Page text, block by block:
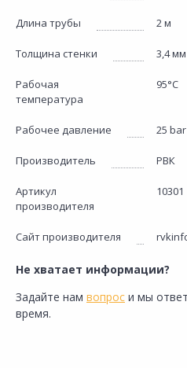
Длина трубы 2 м
Толщина стенки 3,4 мм
Рабочая
температура
95°С
Рабочее давление 25 bar
Производитель РВК
Артикул
производителя
10301
Сайт производителя
Не хватает информации?
Задайте нам вопрос и мы
время.